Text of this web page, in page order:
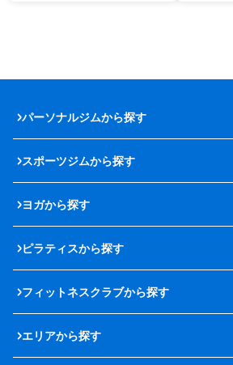
パーソナルジムから探す
スポーツジムから探す
ヨガから探す
ピラティスから探す
フィットネスクラブから探す
エリアから探す